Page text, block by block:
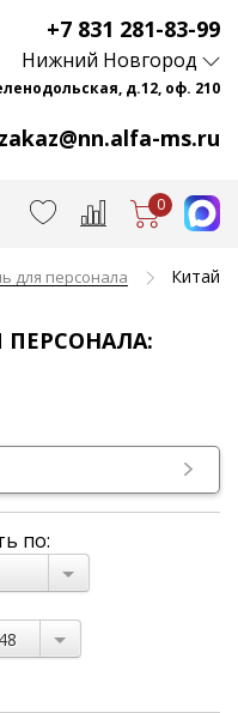
+7 831 281-83-99
zakaz@nn.alfa-ms.ru
Нижний Новгород
д.12, оф. 210
0
для персонала Китай
по:
48